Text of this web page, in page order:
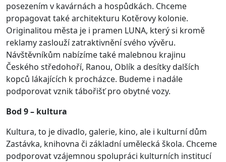
posezením v kavárnách a hospůdkách. Chceme
propagovat také architekturu Kotěrovy kolonie.
Originalitou města je i pramen LUNA, který si kromě
reklamy zaslouží zatraktivnění svého vývěru.
Návštěvníkům nabízíme také malebnou krajinu
Českého středohoří, Ranou, Oblík a desítky dalších
kopců lákajících k procházce. Budeme i nadále
podporovat vznik tábořišť pro obytné vozy.
Bod 9 – kultura
Kultura, to je divadlo, galerie, kino, ale i kulturní dům
Zastávka, knihovna či základní umělecká škola. Chceme
podporovat vzájemnou spolupráci kulturních institucí